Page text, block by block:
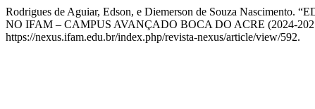
Rodrigues de Aguiar, Edson, e Diemerson de Souza
NO IFAM – CAMPUS AVANÇADO BOCA DO ACRE (2024-
https://nexus.ifam.edu.br/index.php/revista-nexus/article/view/592.